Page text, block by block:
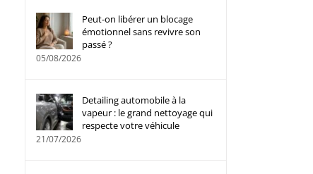
Peut-on libérer un blocage
émotionnel sans revivre son
passé ?
05/08/2026
Detailing automobile à la
vapeur : le grand nettoyage qui
respecte votre véhicule
21/07/2026